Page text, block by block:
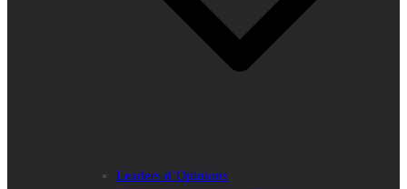
Leaders d’Opinions